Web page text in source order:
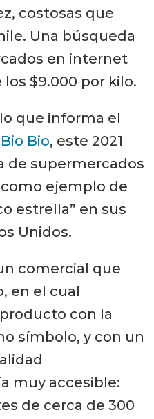
costosas que
Una búsqueda
en internet
$9.000 por kilo.
que informa el
Bio, este 2021
de supermercados
ejemplo de
estrella” en sus
Unidos.
comercial que
en el cual
con la
símbolo, y con un
muy accesible:
de cerca de 300